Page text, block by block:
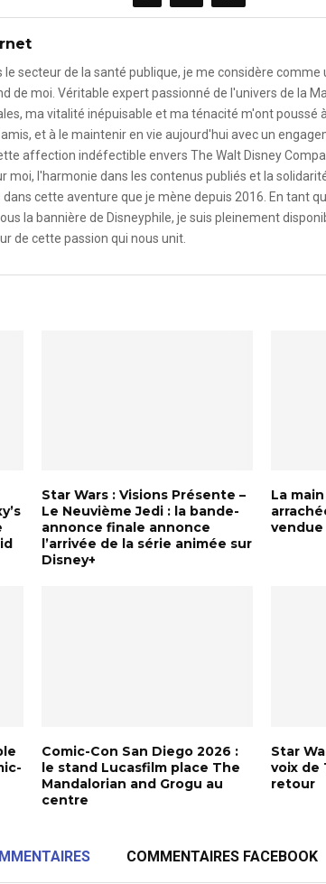
le secteur de la santé publique, je me considère comme
de moi. Véritable expert passionné de l'univers de la
ma vitalité inépuisable et ma ténacité m'ont poussé
et à le maintenir en vie aujourd'hui avec un
affection indéfectible envers The Walt Disney
moi, l'harmonie dans les contenus publiés et la
dans cette aventure que je mène depuis 2016. En tant
la bannière de Disneyphile, je suis pleinement
de cette passion qui nous unit.
Star Wars : Visions Présente –
Le Neuvième Jedi : la bande-
annonce finale annonce
l’arrivée de la série animée sur
Disney+
La
vendue
Comic-Con San Diego 2026 :
le stand Lucasfilm place The
Mandalorian and Grogu au
centre
Star
voix de
retour
COMMENTAIRES FACEBOOK